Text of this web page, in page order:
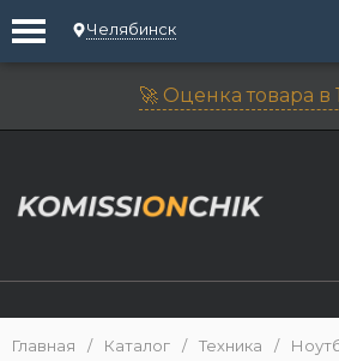
Челябинск
🚀 Оценка товара в
Главная / Каталог / Техника /